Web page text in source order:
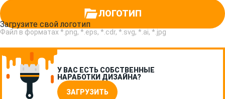
ЛОГОТИП
Загрузите свой логотип
Файл в форматах *.png, *.eps, *.cdr, *.svg, *.ai, *.jpg
У ВАС ЕСТЬ СОБСТВЕННЫЕ
НАРАБОТКИ ДИЗАЙНА?
ЗАГРУЗИТЬ